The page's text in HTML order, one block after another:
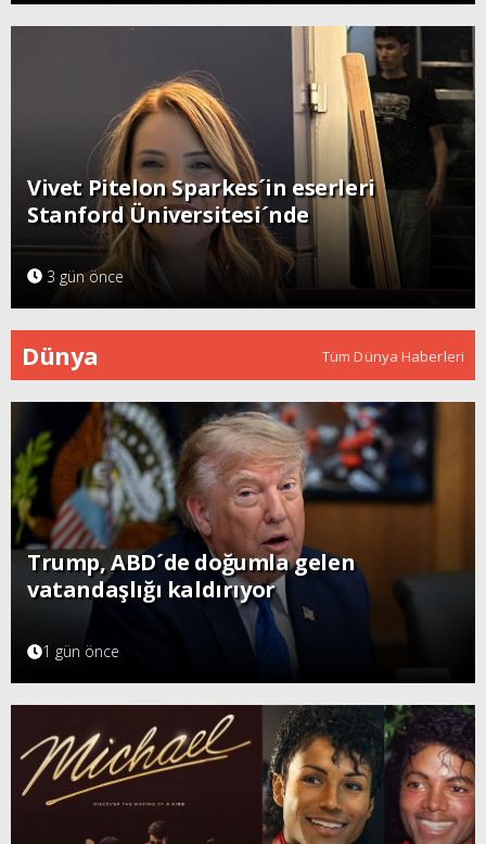
Vivet Pitelon Sparkes´in eserleri
Stanford Üniversitesi´nde
3 gün önce
Dünya Tüm Dünya Haberleri
Trump, ABD´de doğumla gelen
vatandaşlığı kaldırıyor
1 gün önce